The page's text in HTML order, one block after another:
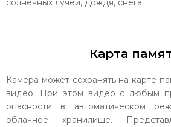
солнечных лучей, дождя, снега
Карта
Камера может сохранять на карте
видео. При этом видео с любым
опасности в автоматическом
облачное хранилище.